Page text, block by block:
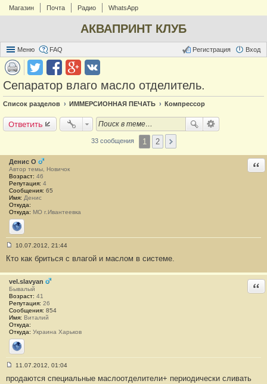
Магазин Почта Радио WhatsApp
АКВАПРИНТ КЛУБ
Меню FAQ Вход
Регистрация
Сепаратор влаго масло отделитель.
Список разделов ИММЕРСИОННАЯ ПЕЧАТЬ Компрессор
Ответить
33 сообщения 1 2
Денис О
Автор темы, Новичок
Возраст: 46
Репутация: 4
Сообщения: 65
Имя: Денис
Откуда:
Откуда: МО г.Ивантеевка
Сайт
о
б
щ
е
#
1
10.07.2012, 21:44
Кто как бриться с влагой и маслом в системе.
vel.slavyan
Бывалый
Возраст: 41
Репутация: 26
Сообщения: 854
Имя: Виталий
Откуда:
Откуда: Украина Харьков
Сайт
о
11.07.2012, 01:04
продаются специальные маслоотделители+ периодически сливать